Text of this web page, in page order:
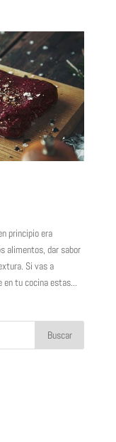
principio era
alimentos, dar sabor
Si vas a
en tu cocina estas...